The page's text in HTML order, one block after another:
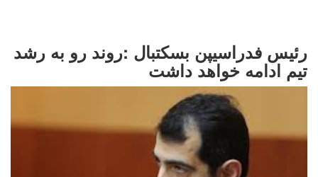
رئیس فدراسیپن بسکتبال :روند رو به رشد
تیم ادامه خواهد داشت